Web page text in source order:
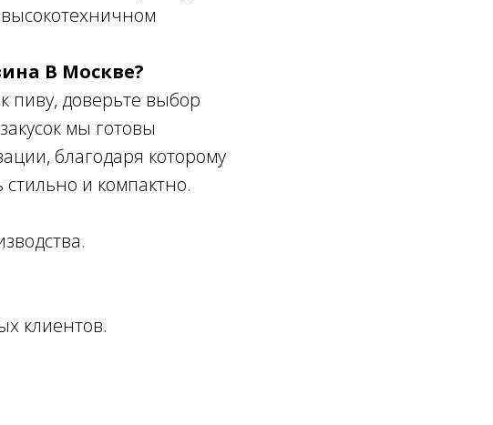
В Москве?
пиву, доверьте выбор
мы готовы
благодаря которому
и компактно.
клиентов.